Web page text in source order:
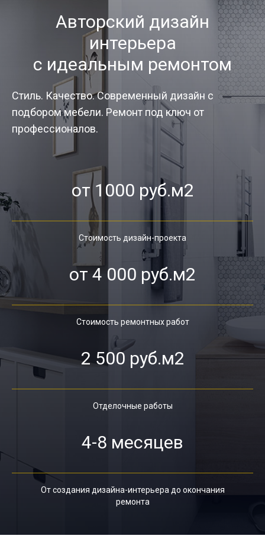
Авторский дизайн
интерьера
с идеальным ремонтом
Стиль. Качество. Современный дизайн с
подбором мебели. Ремонт под ключ от
профессионалов.
от 1000 руб.м2
Стоимость дизайн-проекта
от 4 000 руб.м2
Стоимость ремонтных работ
2 500 руб.м2
Отделочные работы
4-8 месяцев
От создания дизайна-интерьера до окончания
ремонта